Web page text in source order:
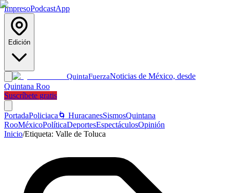
ImpresoPodcastApp
Edición
QuintaFuerzaNoticias de México, desde
Quintana Roo
Suscríbete gratis
PortadaPoliciaca 🌀 HuracanesSismosQuintana
RooMéxicoPolíticaDeportesEspectáculosOpinión
Inicio/Etiqueta: Valle de Toluca